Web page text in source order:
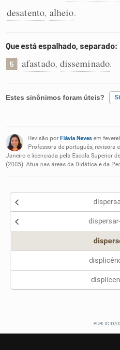
desatento, alheio.
Que está espalhado, separado:
5 afastado, disseminado.
Estes sinônimos foram úteis?
Nenhum dos sinônimos
Outro
Revisão por Flávia Neves em
Professora de português, revisora
Janeiro e licenciada pela Escola Superior
(2005). Atua nas áreas da Didática e da